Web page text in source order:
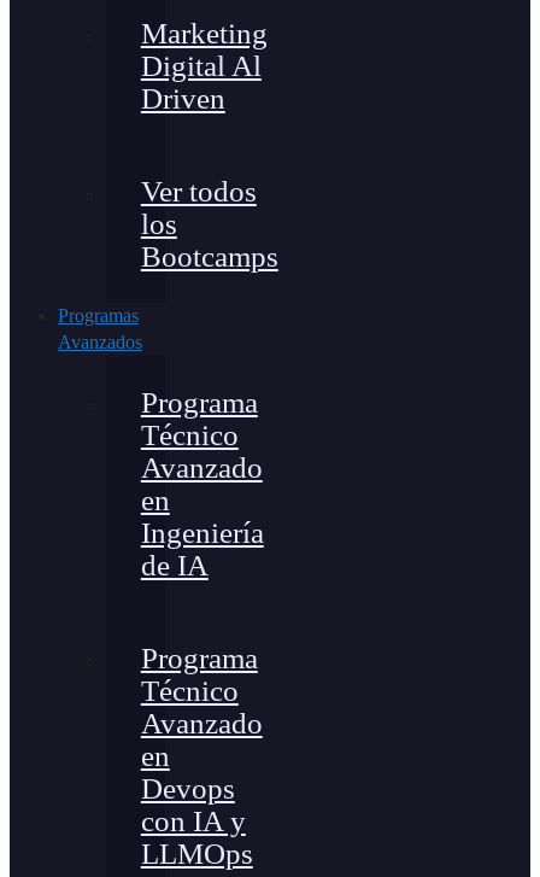
Marketing
Digital Al
Driven
Ver todos
los
Bootcamps
Programas
Avanzados
Programa
Técnico
Avanzado
en
Ingeniería
de IA
Programa
Técnico
Avanzado
en
Devops
con IA y
LLMOps